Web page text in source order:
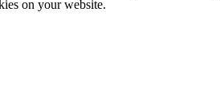
on your website.